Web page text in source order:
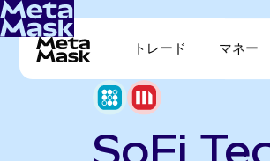
トレード マネー
SoFi